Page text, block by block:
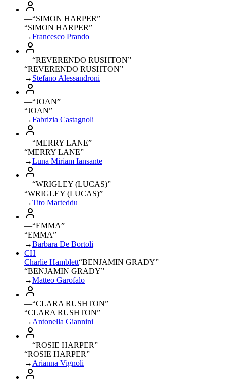
—“SIMON HARPER”
“SIMON HARPER”
→Francesco Prando
—“REVERENDO RUSHTON”
“REVERENDO RUSHTON”
→ Stefano Alessandroni
—“JOAN”
“JOAN”
→Fabrizia Castagnoli
—“MERRY LANE”
“MERRY LANE”
→Luna Miriam Iansante
—“WRIGLEY (LUCAS)”
“WRIGLEY (LUCAS)”
→Tito Marteddu
—“EMMA”
“EMMA”
→Barbara De Bortoli
CH
Charlie Hamblett“BENJAMIN GRADY”
“BENJAMIN GRADY”
→Matteo Garofalo
—“CLARA RUSHTON”
“CLARA RUSHTON”
→ Antonella Giannini
—“ROSIE HARPER”
“ROSIE HARPER”
→ Arianna Vignoli